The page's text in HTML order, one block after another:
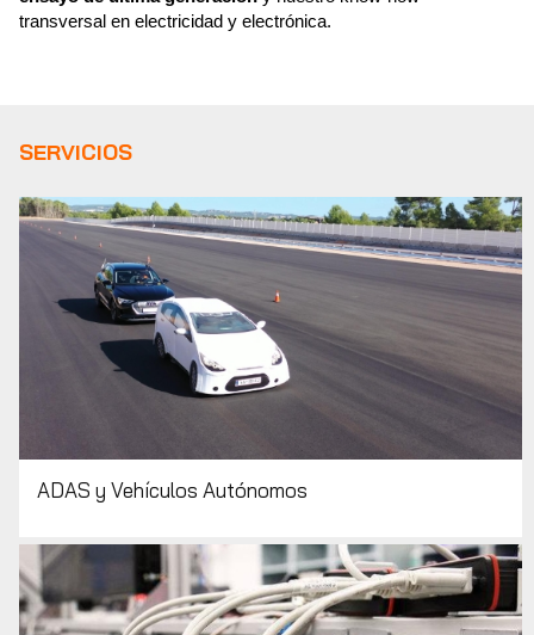
transversal en electricidad y electrónica.
SERVICIOS
ADAS y Vehículos Autónomos